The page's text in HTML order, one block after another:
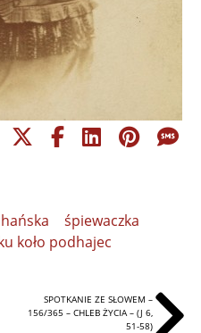
śpiewaczka
koło podhajec
SPOTKANIE ZE SŁOWEM –
156/365 – CHLEB ŻYCIA – (J 6,
51-58)